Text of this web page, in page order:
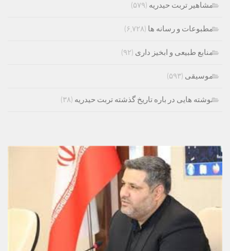
مشاهیر تربت حیدریه (۵۷۹)
مطبوعات و رسانه ها (۶,۷۲۸)
منابع طبیعی و ابخیز داری (۹۲)
موسیقی (۵۹۳)
نوشته هایی در باره تاریخ گذشته تربت حیدریه (۳۸)